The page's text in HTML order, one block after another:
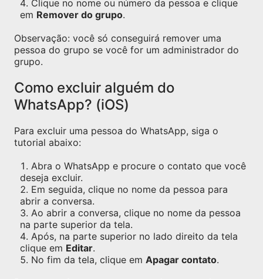
Clique no nome ou número da pessoa e clique
em Remover do grupo.
Observação: você só conseguirá remover uma
pessoa do grupo se você for um administrador do
grupo.
Como excluir alguém do
WhatsApp? (iOS)
Para excluir uma pessoa do WhatsApp, siga o
tutorial abaixo:
Abra o WhatsApp e procure o contato que você
deseja excluir.
Em seguida, clique no nome da pessoa para
abrir a conversa.
Ao abrir a conversa, clique no nome da pessoa
na parte superior da tela.
Após, na parte superior no lado direito da tela
clique em Editar.
No fim da tela, clique em Apagar contato.